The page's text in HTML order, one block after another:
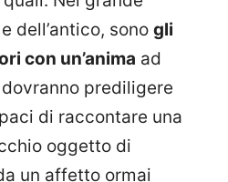
dell’antico, sono gli
con un’anima ad
prediligere
di raccontare una
oggetto di
un affetto ormai